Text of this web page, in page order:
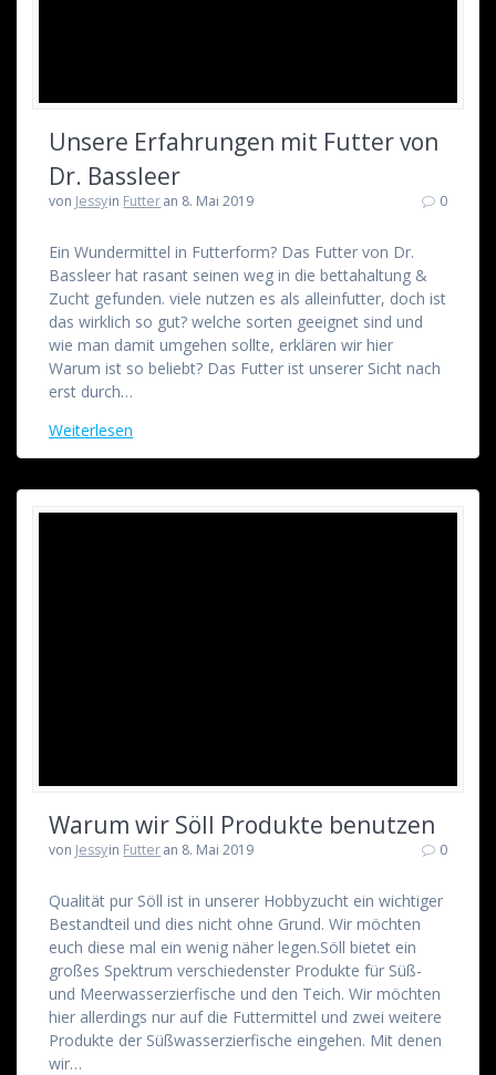
Unsere Erfahrungen mit Futter von
Dr. Bassleer
von Jessyin Futteran 8. Mai 2019 0
Ein Wundermittel in Futterform? Das Futter von Dr.
Bassleer hat rasant seinen weg in die bettahaltung &
Zucht gefunden. viele nutzen es als alleinfutter, doch ist
das wirklich so gut? welche sorten geeignet sind und
wie man damit umgehen sollte, erklären wir hier
Warum ist so beliebt? Das Futter ist unserer Sicht nach
erst durch…
Weiterlesen
Warum wir Söll Produkte benutzen
von Jessyin Futteran 8. Mai 2019 0
Qualität pur Söll ist in unserer Hobbyzucht ein wichtiger
Bestandteil und dies nicht ohne Grund. Wir möchten
euch diese mal ein wenig näher legen.Söll bietet ein
großes Spektrum verschiedenster Produkte für Süß-
und Meerwasserzierfische und den Teich. Wir möchten
hier allerdings nur auf die Futtermittel und zwei weitere
Produkte der Süßwasserzierfische eingehen. Mit denen
wir…